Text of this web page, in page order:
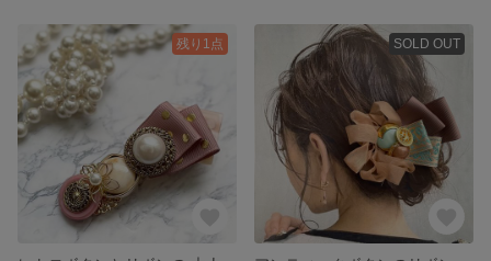
残り1点 SOLD OUT